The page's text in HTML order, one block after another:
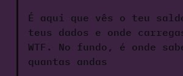
É aqui que vês o teu
teus dados e onde
WTF. No fundo, é onde
quantas andas